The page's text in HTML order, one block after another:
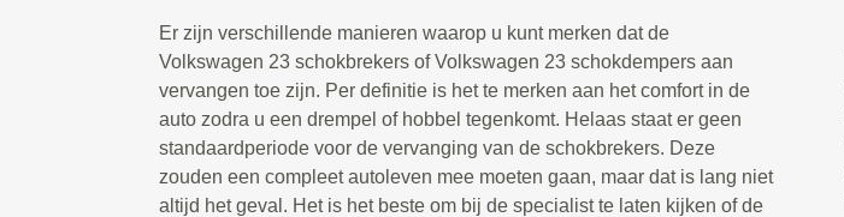
Er zijn verschillende manieren waarop u kunt merken dat de
Volkswagen 23 schokbrekers of Volkswagen 23 schokdempers aan
vervangen toe zijn. Per definitie is het te merken aan het comfort in de
auto zodra u een drempel of hobbel tegenkomt. Helaas staat er geen
standaardperiode voor de vervanging van de schokbrekers. Deze
zouden een compleet autoleven mee moeten gaan, maar dat is lang niet
altijd het geval. Het is het beste om bij de specialist te laten kijken of de